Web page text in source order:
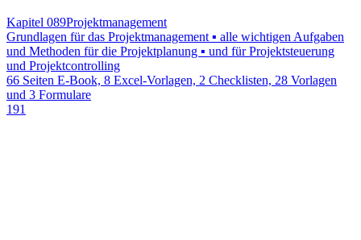
Kapitel 089Projektmanagement
Grundlagen für das Projektmanagement ▪ alle wichtigen Aufgaben
und Methoden für die Projektplanung ▪ und für Projektsteuerung
und Projektcontrolling
66 Seiten E-Book, 8 Excel-Vorlagen, 2 Checklisten, 28 Vorlagen
und 3 Formulare
191